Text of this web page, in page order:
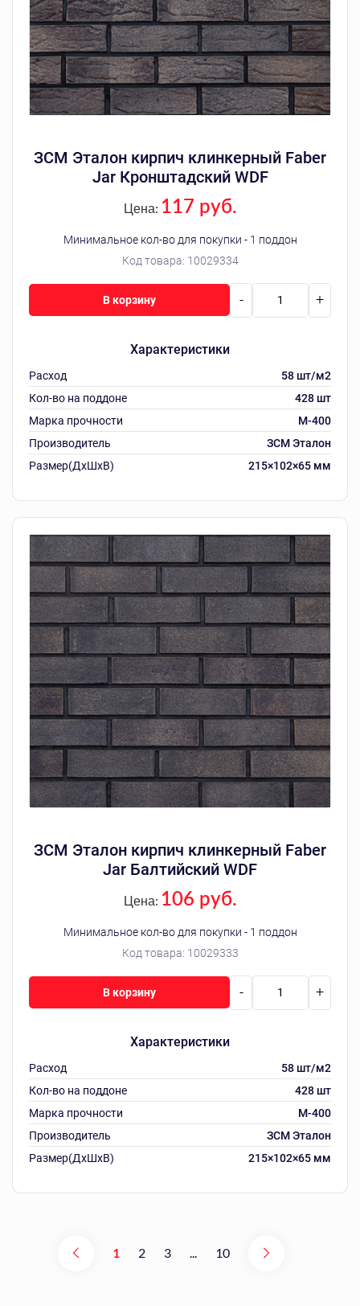
ЗСМ Эталон кирпич клинкерный Faber
Jar Кронштадский WDF
Код товара: 10029334
Цена: 117 руб.
Минимальное кол-во для покупки - 1 поддон
Характеристики
Расход
58 шт/м2
Кол-во на поддоне
428 шт
Марка прочности
М-400
Производитель
ЗСМ Эталон
Размер(ДхШхВ)
215×102×65 мм
- +
В корзину
ЗСМ Эталон кирпич клинкерный Faber
Jar Балтийский WDF
Код товара: 10029333
Цена: 106 руб.
Минимальное кол-во для покупки - 1 поддон
Характеристики
Расход
58 шт/м2
Кол-во на поддоне
428 шт
Марка прочности
М-400
Производитель
ЗСМ Эталон
Размер(ДхШхВ)
215×102×65 мм
- +
В корзину
1 2 3 ... 10